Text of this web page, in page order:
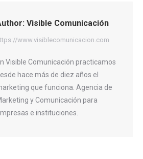
Visible Comunicación
www.visiblecomunicacion.com
Visible Comunicación practicamos
hace más de diez años el
que funciona. Agencia de
y Comunicación para
e instituciones.